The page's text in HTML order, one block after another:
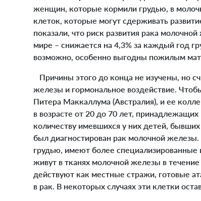
женщин, которые кормили грудью, в
клеток, которые могут сдерживать
показали, что риск развития рака
мире – снижается на 4,3% за каждый год
возможно, особенно выгодны пожилым
Причины этого до конца не изучены, но
железы и гормональное воздействие.
Питера Маккаллума (Австралия), и ее
в возрасте от 20 до 70 лет,
количеству имевшихся у них детей,
был диагностирован рак молочной
грудью, имеют более
живут в тканях молочной железы в
действуют как местные стражи, готовые
в рак. В некоторых случаях эти клетки